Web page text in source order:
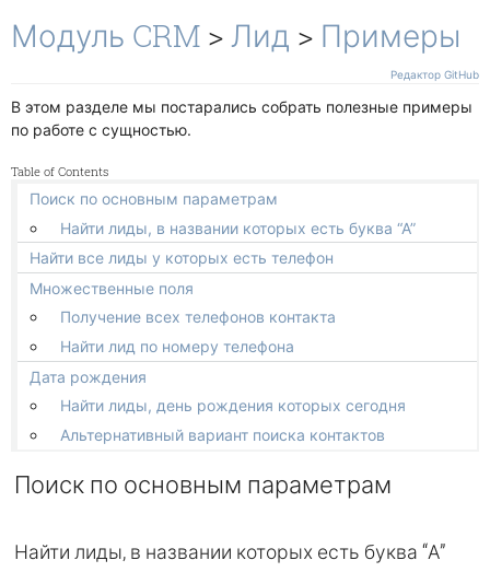
Свои условия
Участники задач
Канбан
Отображение и поведение
Гант
Связи и зависимости
Другие
Чат
Показывать код
Модуль CRM >Лид > Примеры
Редактор GitHub
В этом разделе мы постарались собрать полезные примеры
по работе с сущностью.
Table of Contents
Поиск по основным параметрам
Найти лиды, в названии которых есть буква “А”
Найти все лиды у которых есть телефон
Множественные поля
Получение всех телефонов контакта
Найти лид по номеру телефона
Дата рождения
Найти лиды, день рождения которых сегодня
Альтернативный вариант поиска контактов
Поиск по основным параметрам
Найти лиды, в названии которых есть буква “А”